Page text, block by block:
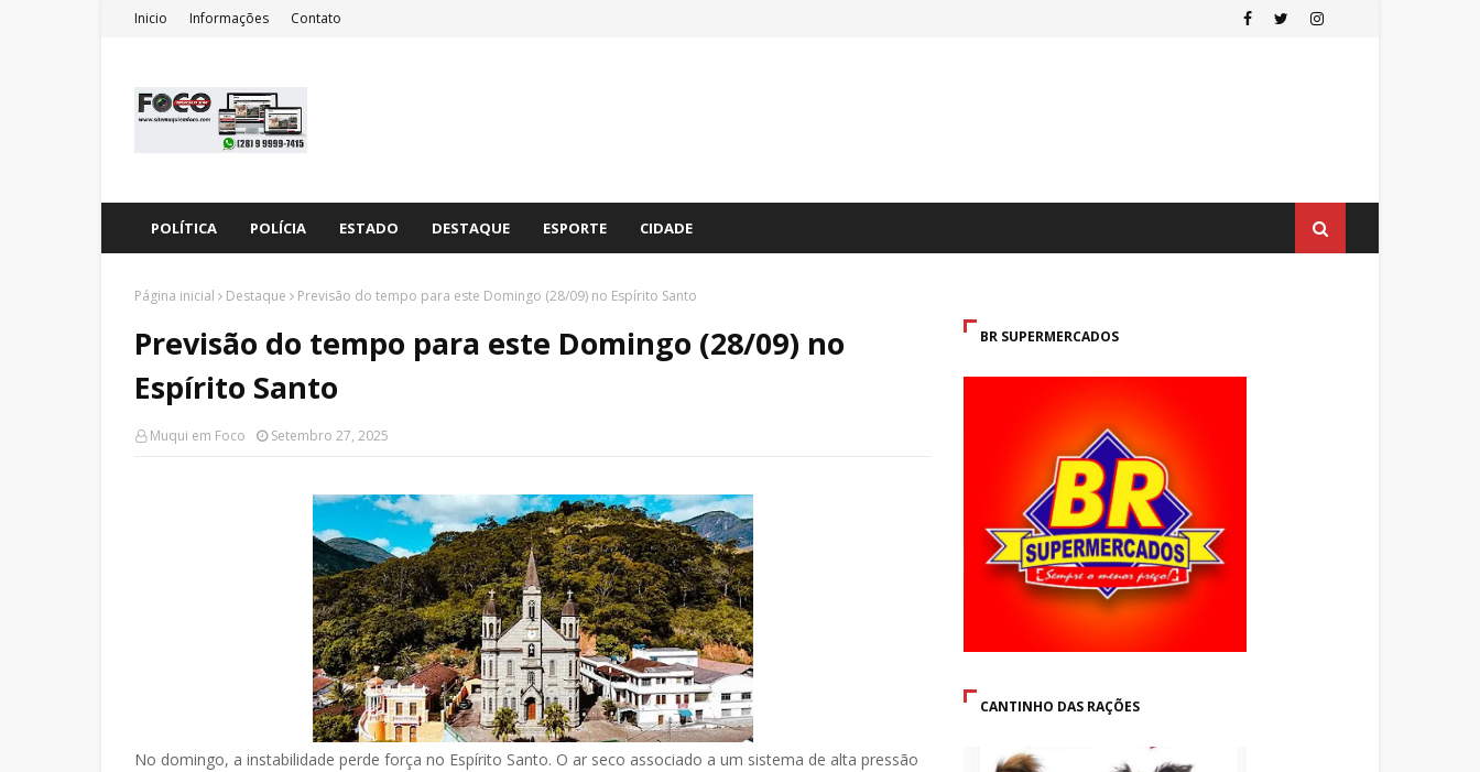
Inicio Informações Contato
POLÍTICA POLÍCIA ESTADO DESTAQUE ESPORTE CIDADE
Página inicial Destaque Previsão do tempo para este Domingo (28/09) no Espírito Santo
Previsão do tempo para este Domingo (28/09) no
Espírito Santo
Muqui em Foco Setembro 27, 2025
No domingo, a instabilidade perde força no Espírito Santo. O ar seco associado a um sistema de alta pressão
BR SUPERMERCADOS
CANTINHO DAS RAÇÕES